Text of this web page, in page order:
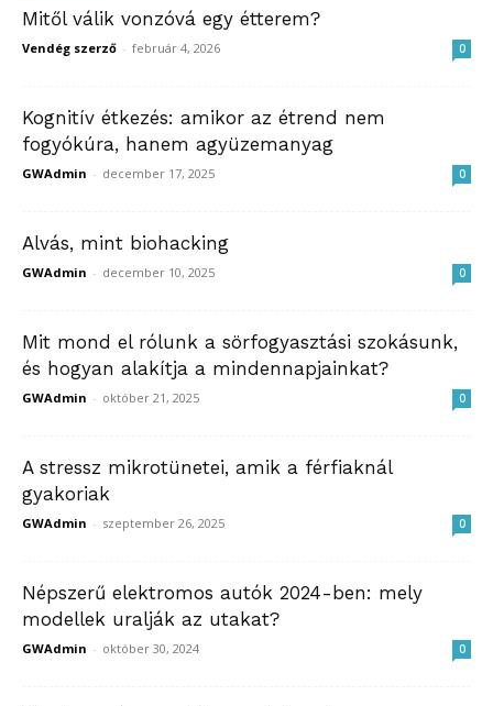
Mitől válik vonzóvá egy étterem?
Vendég szerző - február 4, 2026 0
Kognitív étkezés: amikor az étrend nem
fogyókúra, hanem agyüzemanyag
GWAdmin - december 17, 2025 0
Alvás, mint biohacking
GWAdmin - december 10, 2025 0
Mit mond el rólunk a sörfogyasztási szokásunk,
és hogyan alakítja a mindennapjainkat?
GWAdmin - október 21, 2025 0
A stressz mikrotünetei, amik a férfiaknál
gyakoriak
GWAdmin - szeptember 26, 2025 0
Népszerű elektromos autók 2024-ben: mely
modellek uralják az utakat?
GWAdmin - október 30, 2024 0